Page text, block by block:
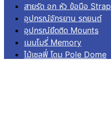
สายรัด อก หัว ข้อมือ Strap
อุปกรณ์จักรยาน รถยนต์
อุปกรณ์ยึดติด Mounts
เมมโมรี่ Memory
ไม้เซลฟี่ โดม Pole Dome